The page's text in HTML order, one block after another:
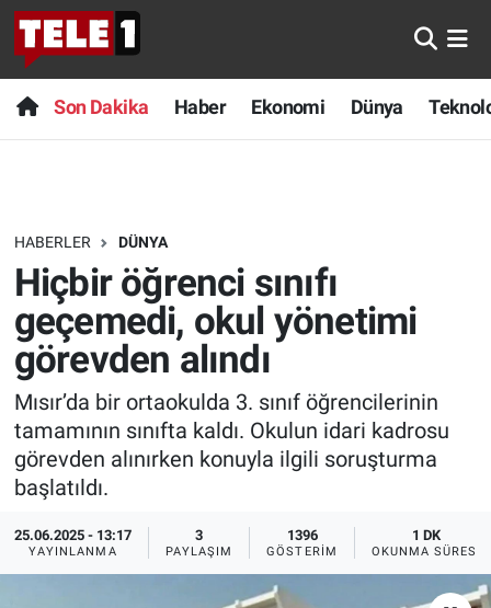
Son Dakika Haber Ekonomi Dünya
HABERLER DÜNYA
Hiçbir öğrenci sınıfı
geçemedi, okul yönetimi
görevden alındı
Mısır’da bir ortaokulda 3. sınıf öğrencilerinin
tamamının sınıfta kaldı. Okulun idari kadrosu
görevden alınırken konuyla ilgili soruşturma
başlatıldı.
25.06.2025 - 13:17
YAYINLANMA
3
PAYLAŞIM
1396
GÖSTERIM
1 DK
OKUNMA SÜRESI
Anında Manşet
Başka Sohbetler
Bilim turu
Bilim ve Teknoloji Evreni
Doğa Konuşuyor
Ege Saati
Ege'den Esintiler
Son Dakika
Haber
Dünya
Teknoloji
Sağlık
Yayın Akışı
İletişim
Nöbetçi Eczaneler
Hava Durumu
Trafik Durumu
Süper Lig Puan Durumu ve Fikstür
Tüm Manşetler
Son Dakika Haberleri
Haber Arşivi